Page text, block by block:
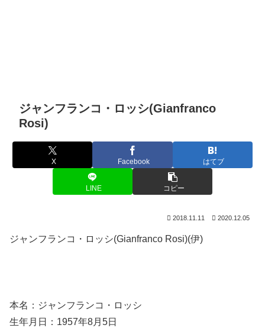
ジャンフランコ・ロッシ(Gianfranco
Rosi)
X Facebook はてブ
LINE コピー
2018.11.11 2020.12.05
ジャンフランコ・ロッシ(Gianfranco Rosi)(伊)
本名：ジャンフランコ・ロッシ
生年月日：1957年8月5日